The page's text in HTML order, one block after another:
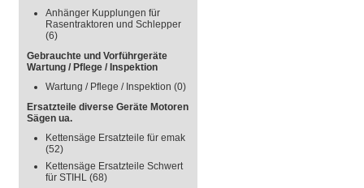
Anhänger Kupplungen für
Rasentraktoren und Schlepper
(6)
Gebrauchte und Vorführgeräte
Wartung / Pflege / Inspektion
Wartung / Pflege / Inspektion (0)
Ersatzteile diverse Geräte Motoren
Sägen ua.
Kettensäge Ersatzteile für emak
(52)
Kettensäge Ersatzteile Schwert
für STIHL (68)